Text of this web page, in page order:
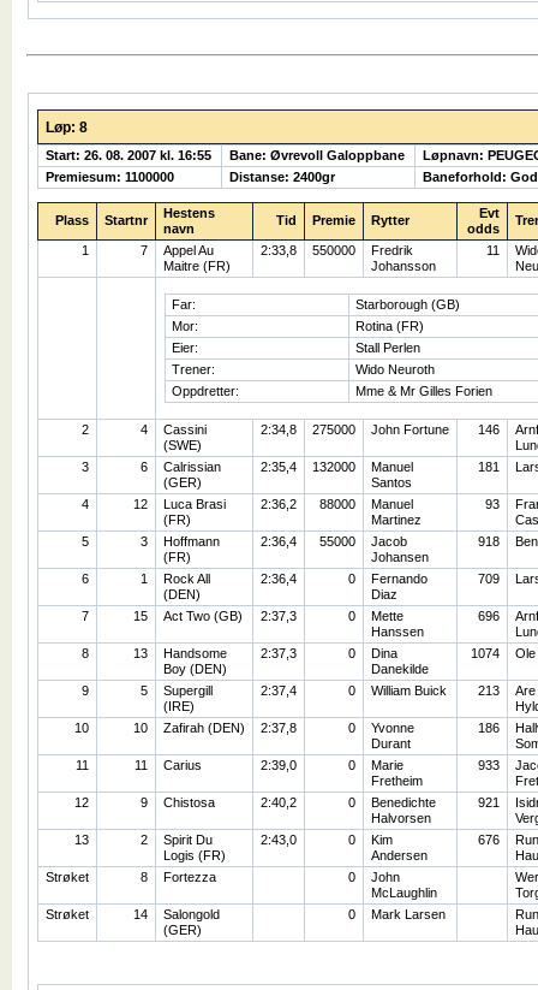
Løp: 8
Start: 26. 08. 2007 kl. 16:55 Bane: Øvrevoll Galoppbane
Løpnavn:
Premiesum: 1100000
Distanse: 2400gr Baneforhold: God
Plass Startnr
Hestens
navn
Tid Premie Rytter
Evt
odds
1 7
Appel Au
Maitre (FR)
2:33,8 550000
Fredrik
Johansson
11
Far:
Starborough (GB)
Mor:
Rotina (FR)
Eier:
Stall Perlen
Trener:
Wido Neuroth
Oppdretter:
Mme & Mr Gilles Forien
2 4
Cassini
(SWE)
2:34,8 275000 John Fortune 146
3
6
Calrissian
(GER)
2:35,4 132000
Manuel
Santos
181
4 12
Luca Brasi
(FR)
2:36,2 88000
Manuel
Martinez
93
5
3
Hoffmann
(FR)
2:36,4 55000
Jacob
Johansen
918
6 1
Rock All
(DEN)
2:36,4 0
Fernando
Diaz
709
7 15 Act Two (GB) 2:37,3 0
Mette
Hanssen
696
8
13
Handsome
Boy (DEN)
2:37,3 0
Dina
Danekilde
1074 Ole
9 5
Supergill
(IRE)
2:37,4 0 William Buick 213
Are
10
10 Zafirah (DEN) 2:37,8 0
Yvonne
Durant
186
11
11 Carius 2:39,0 0
Marie
Fretheim
933
12
9 Chistosa 2:40,2 0
Benedichte
Halvorsen
921
13
2
Spirit Du
Logis (FR)
2:43,0 0
Kim
Andersen
676
Strøket
8 Fortezza 0
John
McLaughlin
Strøket
14
Salongold
(GER)
0 Mark Larsen